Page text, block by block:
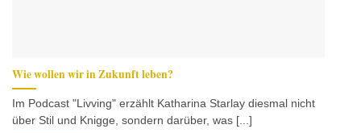
Wie wollen wir in Zukunft leben?
Im Podcast "Livving" erzählt Katharina Starlay diesmal nicht
über Stil und Knigge, sondern darüber, was [...]